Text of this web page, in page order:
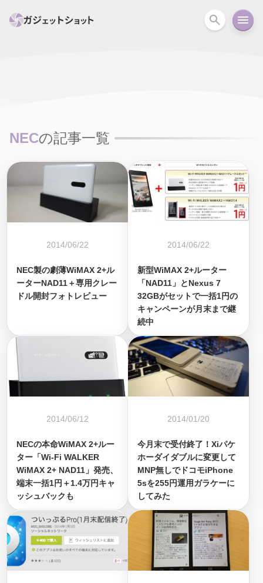
オーディオ 周辺機器
NECの記事一覧
2014/06/22
NEC製の劇薄WiMAX 2+ル
ーターNAD11＋専用クレー
ドル開封フォトレビュー
2014/06/22
新型WiMAX 2+ルーター
「NAD11」とNexus 7
32GBがセットで一括1円の
キャンペーンが月末まで継
続中
2014/06/12
NECの本命WiMAX 2+ルー
ター「Wi-Fi WALKER
WiMAX 2+ NAD11」発売、
端末一括1円＋1.4万円キャ
ッシュバックも
2014/01/20
今月末で受付終了！Xiパケ
ホーダイダブルに変更して
MNP無しでドコモiPhone
5sを255円運用ガラケーに
してみた